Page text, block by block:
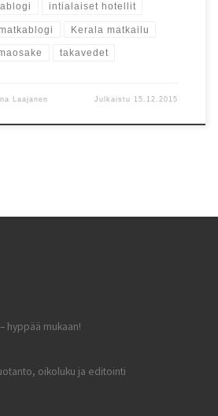
intialaiset hotellit
Kerala matkailu
takavedet
Laajanen Julkaistu 15.12.2015
hyppää mukaan!
oikoluku ja editointi